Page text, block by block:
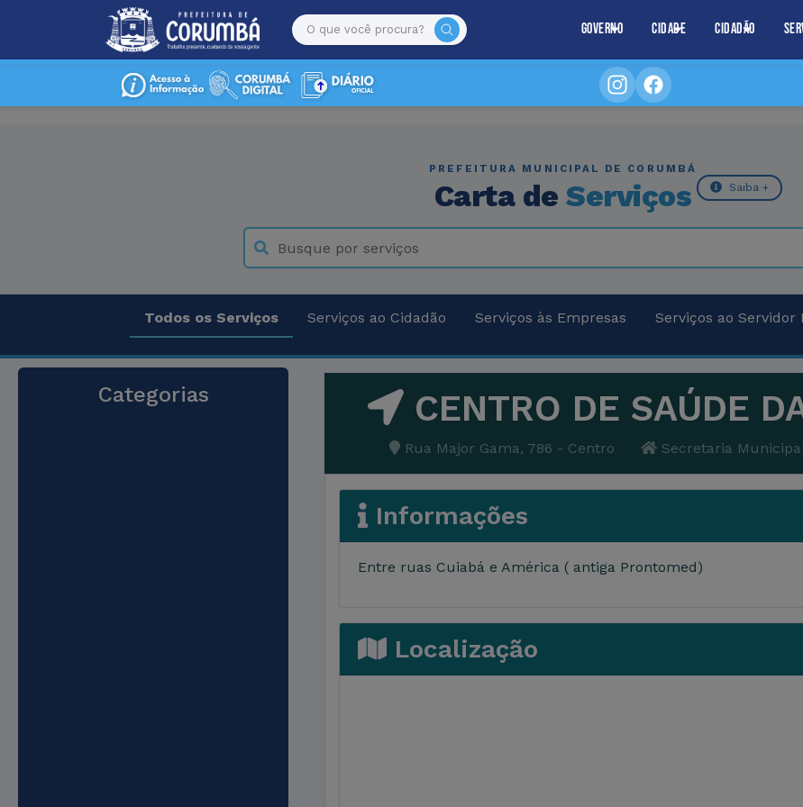
Governo Cidade Cidadão
PREFEITURA MUNICIPAL DE CORUMBÁ
Carta de Serviços Saiba +
Todos os Serviços Serviços ao Cidadão Serviços às Empresas Serviços ao
Categorias CENTRO DE SAÚDE
Rua Major Gama, 786 - Centro Secretaria
Informações
Entre ruas Cuiabá e América ( antiga Prontomed)
Localização